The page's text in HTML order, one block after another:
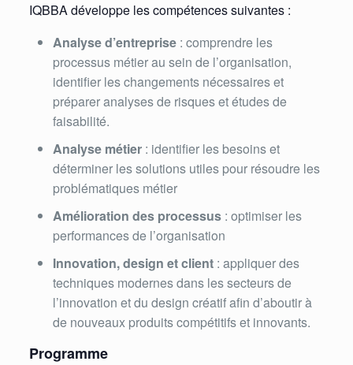
IQBBA développe les compétences suivantes :
Analyse d’entreprise: comprendre les
processus métier au sein de l’organisation,
identifier les changements nécessaires et
préparer analyses de risques et études de
faisabilité.
Analyse métier: identifier les besoins et
déterminer les solutions utiles pour résoudre les
problématiques métier
Amélioration des processus: optimiser les
performances de l’organisation
Innovation, design et client: appliquer des
techniques modernes dans les secteurs de
l’innovation et du design créatif afin d’aboutir à
de nouveaux produits compétitifs et innovants.
Programme